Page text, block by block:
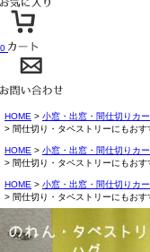
0
HOME
小窓・出窓・間仕切りカ
間仕切り・タペストリーにもお
HOME 小窓・出窓・間仕切りカ
間仕切り・タペストリーにもお
HOME 小窓・出窓・間仕切りカ
間仕切り・タペストリーにもお